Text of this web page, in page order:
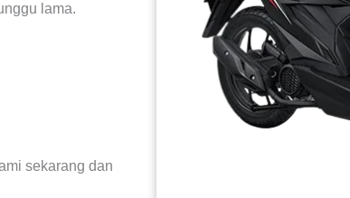
lama.
sekarang dan